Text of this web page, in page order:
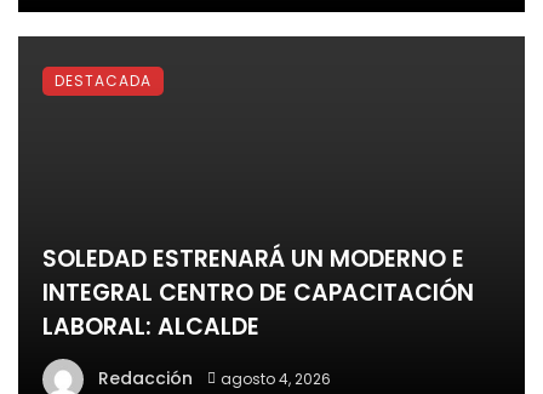
SOLEDAD ESTRENARÁ UN MODERNO E
INTEGRAL CENTRO DE CAPACITACIÓN
LABORAL: ALCALDE
Redacción agosto 4, 2026
DESTACADA